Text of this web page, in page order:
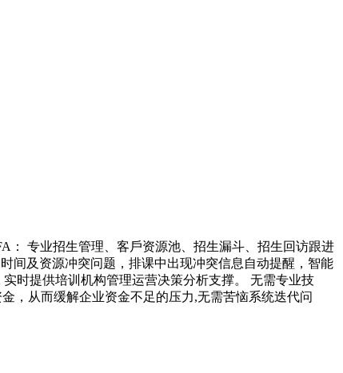
： 专业招生管理、客戶资源池、招生漏斗、招生回访跟进
间及资源冲突问题，排课中出现冲突信息自动提醒，智能
时提供培训机构管理运营决策分析支撑。 无需专业技
，从而缓解企业资金不足的压力,无需苦恼系统迭代问